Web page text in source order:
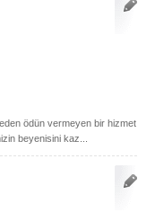
ödün vermeyen bir hizmet
beyenisini kaz...